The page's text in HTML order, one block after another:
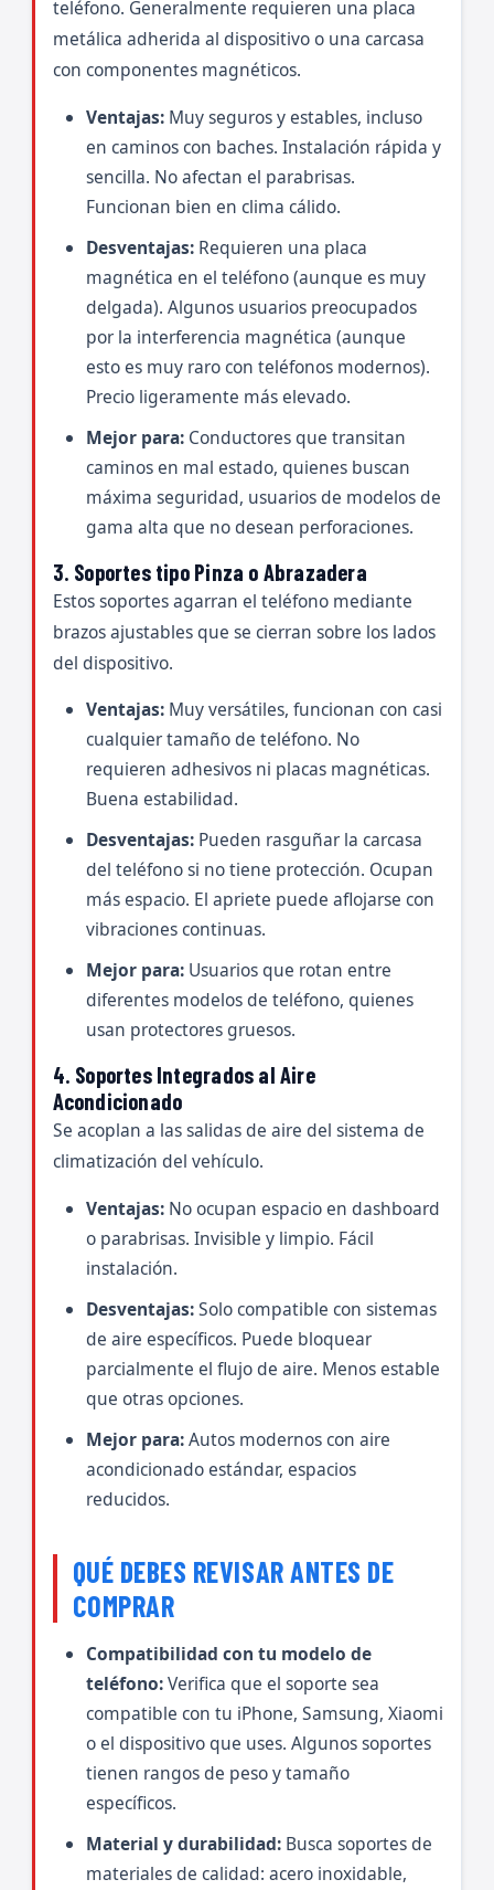
teléfono. Generalmente requieren una placa
metálica adherida al dispositivo o una carcasa
con componentes magnéticos.
Ventajas:Muy seguros y estables, incluso
en caminos con baches. Instalación rápida y
sencilla. No afectan el parabrisas.
Funcionan bien en clima cálido.
Desventajas:Requieren una placa
magnética en el teléfono (aunque es muy
delgada). Algunos usuarios preocupados
por la interferencia magnética (aunque
esto es muy raro con teléfonos modernos).
Precio ligeramente más elevado.
Mejor para:Conductores que transitan
caminos en mal estado, quienes buscan
máxima seguridad, usuarios de modelos de
gama alta que no desean perforaciones.
3. Soportes tipo Pinza o Abrazadera
Estos soportes agarran el teléfono mediante
brazos ajustables que se cierran sobre los lados
del dispositivo.
Ventajas:Muy versátiles, funcionan con casi
cualquier tamaño de teléfono. No
requieren adhesivos ni placas magnéticas.
Buena estabilidad.
Desventajas:Pueden rasguñar la carcasa
del teléfono si no tiene protección. Ocupan
más espacio. El apriete puede aflojarse con
vibraciones continuas.
Mejor para:Usuarios que rotan entre
diferentes modelos de teléfono, quienes
usan protectores gruesos.
4. Soportes Integrados al Aire
Acondicionado
Se acoplan a las salidas de aire del sistema de
climatización del vehículo.
Ventajas:No ocupan espacio en dashboard
o parabrisas. Invisible y limpio. Fácil
instalación.
Desventajas:Solo compatible con sistemas
de aire específicos. Puede bloquear
parcialmente el flujo de aire. Menos estable
que otras opciones.
Mejor para:Autos modernos con aire
acondicionado estándar, espacios
reducidos.
QUÉ DEBES REVISAR ANTES DE
COMPRAR
Compatibilidad con tu modelo de
teléfono:Verifica que el soporte sea
compatible con tu iPhone, Samsung, Xiaomi
o el dispositivo que uses. Algunos soportes
tienen rangos de peso y tamaño
específicos.
Material y durabilidad:Busca soportes de
materiales de calidad: acero inoxidable,